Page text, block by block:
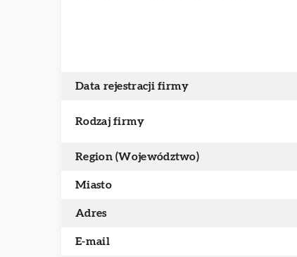
Data rejestracji firmy
Rodzaj firmy
Region (Województwo)
Miasto
Adres
E-mail